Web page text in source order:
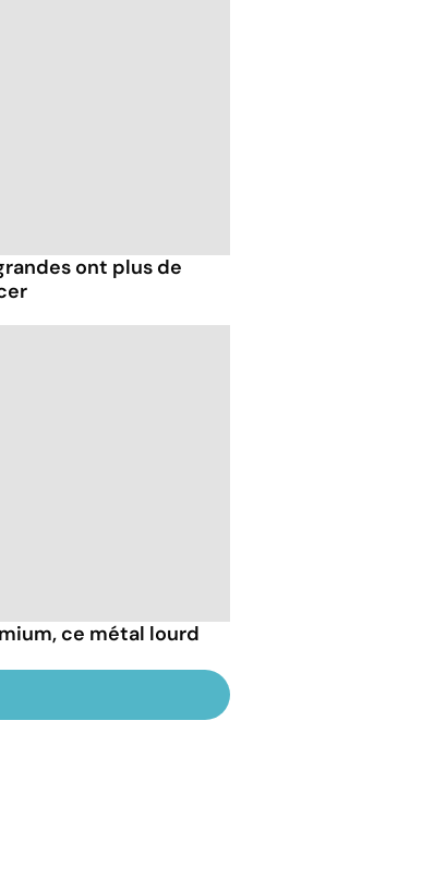
ont plus de
ce métal lourd